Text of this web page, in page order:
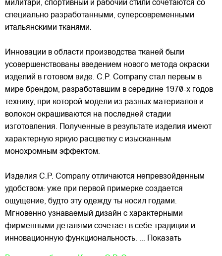
милитари, спортивный и рабочий стили сочетаются со
специально разработанными, суперсовременными
итальянскими тканями.
Инновации в области производства тканей были
усовершенствованы введением нового метода окраски
изделий в готовом виде. C.P. Company стал первым в
мире брендом, разработавшим в середине 1970-х годов
технику, при которой модели из разных материалов и
волокон окрашиваются на последней стадии
изготовления. Полученные в результате изделия имеют
характерную яркую расцветку с изысканным
монохромным эффектом.
Изделия C.P. Company отличаются непревзойденным
удобством: уже при первой примерке создается
ощущение, будто эту одежду ты носил годами.
Мгновенно узнаваемый дизайн с характерными
фирменными деталями сочетает в себе традиции и
инновационную функциональность. ... Показать